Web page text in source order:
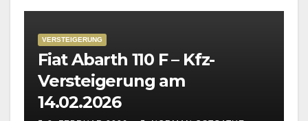
VERSTEIGERUNG
Fiat Abarth 110 F – Kfz-
Versteigerung am
14.02.2026